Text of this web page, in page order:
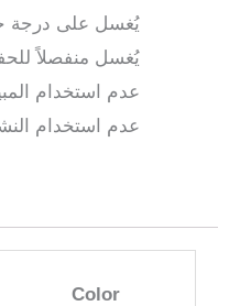
يُغسل على درجة
يُغسل منفصلاً
عدم استخدام
عدم استخدام
Color